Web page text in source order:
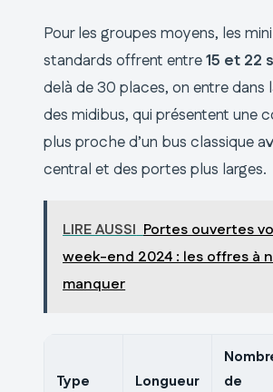
Pour les groupes moyens, les
standards offrent entre15 et 22
delà de 30 places, on entre dans
des midibus, qui présentent une
plus proche d’un bus classique
central et des portes plus larges.
LIRE AUSSI Portes ouvertes
week-end 2024 : les offres à
manquer
Type
Longueur
de